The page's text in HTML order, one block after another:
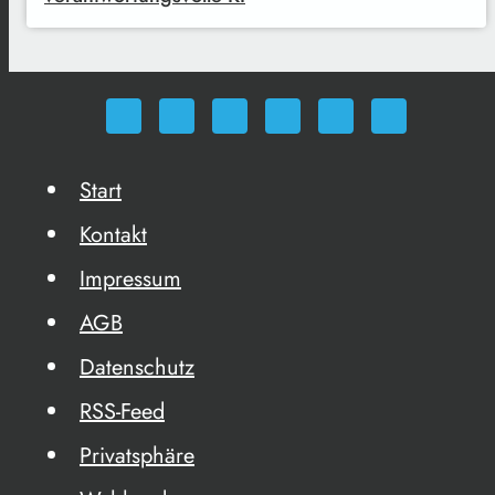
Start
Kontakt
Impressum
AGB
Datenschutz
RSS-Feed
Privatsphäre